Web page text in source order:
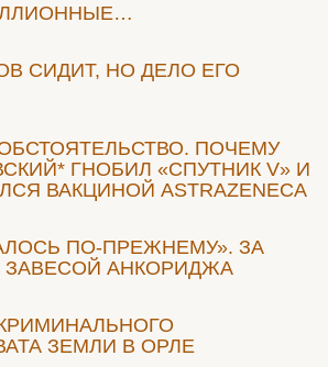
СИДИТ, НО ДЕЛО ЕГО
ПОЧЕМУ
ГНОБИЛ «СПУТНИК V» И
ВАКЦИНОЙ ASTRAZENECA
ПО-ПРЕЖНЕМУ». ЗА
АНКОРИДЖА
ЗЕМЛИ В ОРЛЕ